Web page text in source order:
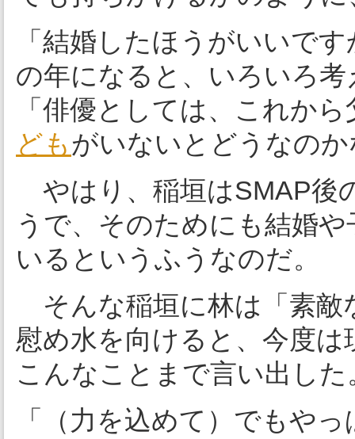
「結婚したほうがいいで
の年になると、いろいろ
「俳優としては、これか
ども がいないとどうなの
やはり、稲垣はSMAP後
うで、そのためにも結婚
いるというふうなのだ。
そんな稲垣に林は「素敵
慰め水を向けると、今度
こんなことまで言い出した
「（力を込めて）でもや